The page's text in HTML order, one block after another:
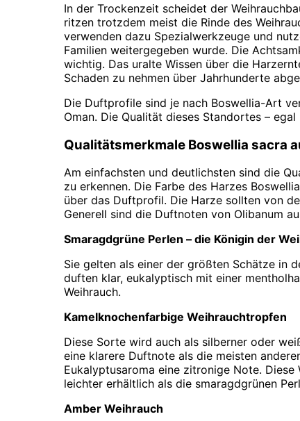
In der Trockenzeit scheidet der
ritzen trotzdem meist die Rinde des
verwenden dazu Spezialwerkzeuge und
Familien weitergegeben wurde. Die
wichtig. Das uralte Wissen über die
Schaden zu nehmen über Jahrhunderte
Die Duftprofile sind je nach Boswellia-Art
Oman. Die Qualität dieses Standortes –
Qualitätsmerkmale Boswellia sacra
Am einfachsten und deutlichsten sind die
zu erkennen. Die Farbe des Harzes
über das Duftprofil. Die Harze sollten von
Generell sind die Duftnoten von Olibanum
Smaragdgrüne Perlen – die Königin der
Sie gelten als einer der größten Schätze in
duften klar, eukalyptisch mit einer
Weihrauch.
Kamelknochenfarbige Weihrauchtropfen
Diese Sorte wird auch als silberner oder
eine klarere Duftnote als die meisten
Eukalyptusaroma eine zitronige Note.
leichter erhältlich als die smaragdgrünen
Amber Weihrauch